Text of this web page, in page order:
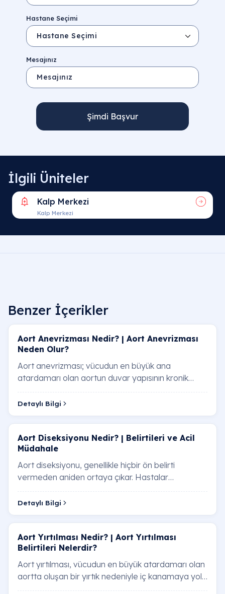
Hastane Seçimi
Mesajınız
Şimdi Başvur
İlgili Üniteler
Kalp Merkezi
Kalp Merkezi
Benzer İçerikler
Aort Anevrizması Nedir? | Aort Anevrizması
Neden Olur?
Aort anevrizması; vücudun en büyük ana
atardamarı olan aortun duvar yapısının kronik
olarak zayıflaması neticesinde, belirli bir
bölgesinden…
Detaylı Bilgi
Aort Diseksiyonu Nedir? | Belirtileri ve Acil
Müdahale
Aort diseksiyonu, genellikle hiçbir ön belirti
vermeden aniden ortaya çıkar. Hastalar
tarafından en sık dile getirilen "yırtılma" hissi ve s…
Detaylı Bilgi
Aort Yırtılması Nedir? | Aort Yırtılması
Belirtileri Nelerdir?
Aort yırtılması, vücudun en büyük atardamarı olan
aortta oluşan bir yırtık nedeniyle iç kanamaya yol
açan ciddi bir durumdur. Aort yırtılmas…